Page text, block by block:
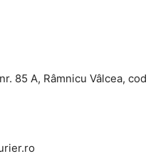
85 A, Râmnicu Vâlcea, cod